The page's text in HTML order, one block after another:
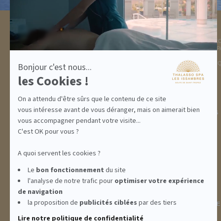
Bonjour c'est nous...
les Cookies !
On a attendu d'être sûrs que le contenu de ce site
vous intéresse avant de vous déranger, mais on aimerait bien
vous accompagner pendant votre visite...
C'est OK pour vous ?
A quoi servent les cookies ?
Le bon fonctionnement du site
l'analyse de notre trafic pour optimiservotre expérience
de navigation
la proposition de publicités ciblées par des tiers
Lire notre politique de confidentialité
DESTINATION
GOLFE DE ST TROPEZ
HÉBERGEMENTS
INCENTIVE
THALASSO SPA
LA THALASSO EN
CENTRE THALASSO
INFORMATIONS
ABONNEMENTS IDÉES CADEAUX PROMOS
INFORMATIONS CONDITIONS GÉNÉRALES